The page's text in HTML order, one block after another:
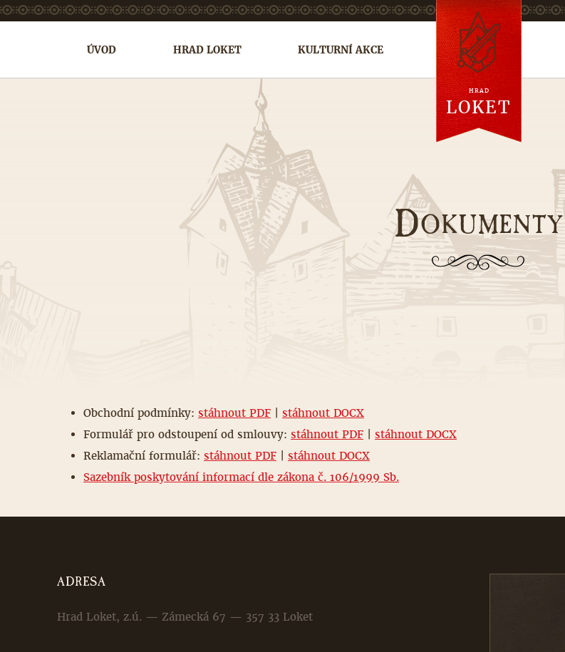
DOKUMENTY
Obchodní podmínky: stáhnout PDF
stáhnout DOCX
Formulář pro odstoupení od smlouvy: stáhnout PDF
stáhnout DOCX
Reklamační formulář: stáhnout PDF
stáhnout DOCX
Sazebník poskytování informací dle zákona č. 106/1999 Sb.
ADRESA
Hrad Loket, z.ú. — Zámecká 67 — 357 33 Loket
ÚVOD HRAD LOKET KULTURNÍ AKCE
HRAD
LOKET en